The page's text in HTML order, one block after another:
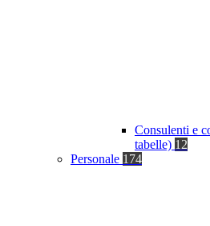
Consulenti e
tabelle) 12
Personale 174